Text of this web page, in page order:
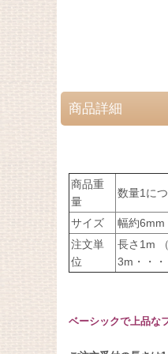
商品詳細
商品重
量
数量1に
サイズ
幅約6mm
注文単
位
長さ1m
3m・・・
ベーシックで上品な